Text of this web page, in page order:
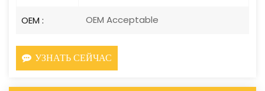
OEM : OEM Acceptable
УЗНАТЬ СЕЙЧАС